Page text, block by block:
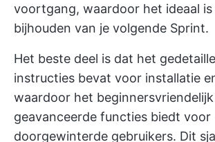
voortgang, waardoor het ideaal
bijhouden van je volgende Sprint.
Het beste deel is dat het
instructies bevat voor installatie
waardoor het
geavanceerde functies biedt voor
doorgewinterde gebruikers. Dit